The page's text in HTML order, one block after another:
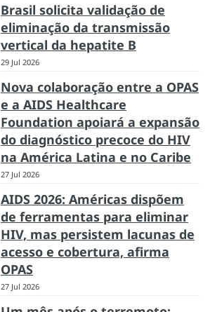
Brasil solicita validação de
eliminação da transmissão
vertical da hepatite B
29 Jul 2026
Nova colaboração entre a OPAS
e a AIDS Healthcare
Foundation apoiará a expansão
do diagnóstico precoce do HIV
na América Latina e no Caribe
27 Jul 2026
AIDS 2026: Américas dispõem
de ferramentas para eliminar
HIV, mas persistem lacunas de
acesso e cobertura, afirma
OPAS
27 Jul 2026